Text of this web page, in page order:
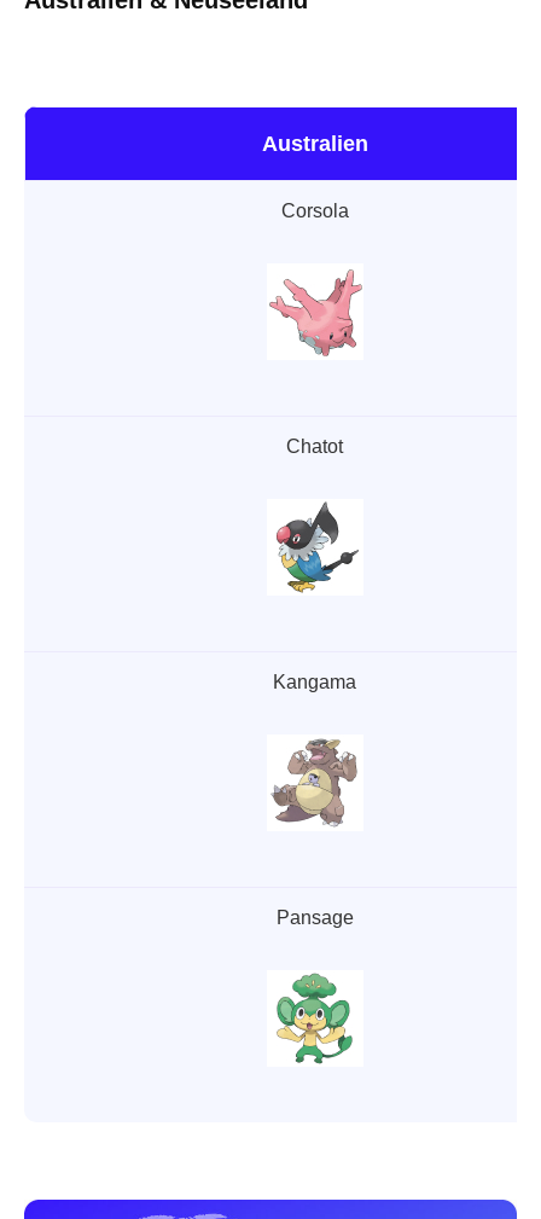
Australien
Corsola
Chatot
Kangama
Pansage